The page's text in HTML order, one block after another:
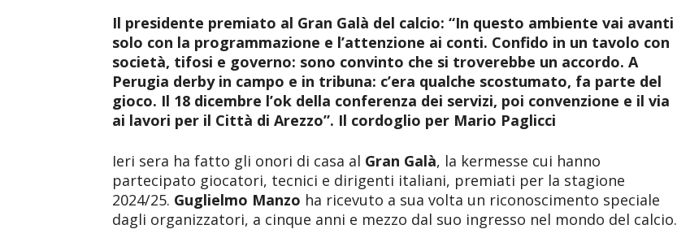
Il presidente premiato al Gran Galà del calcio: “In questo ambiente vai avanti
solo con la programmazione e l’attenzione ai conti. Confido in un tavolo con
società, tifosi e governo: sono convinto che si troverebbe un accordo. A
Perugia derby in campo e in tribuna: c’era qualche scostumato, fa parte del
gioco. Il 18 dicembre l’ok della conferenza dei servizi, poi convenzione e il via
ai lavori per il Città di Arezzo”. Il cordoglio per Mario Paglicci
Ieri sera ha fatto gli onori di casa al Gran Galà, la kermesse cui hanno
partecipato giocatori, tecnici e dirigenti italiani, premiati per la stagione
2024/25. Guglielmo Manzo ha ricevuto a sua volta un riconoscimento speciale
dagli organizzatori, a cinque anni e mezzo dal suo ingresso nel mondo del calcio.